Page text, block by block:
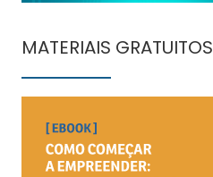
MATERIAIS GRATUITOS